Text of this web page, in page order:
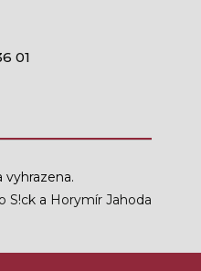
01
vyhrazena.
S!ck a Horymír Jahoda